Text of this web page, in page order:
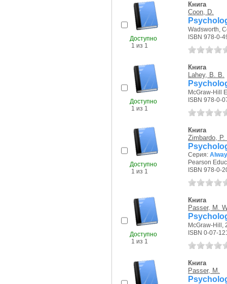
Доступно
1 из 1
Книга
Coon, D.
Wadsworth,
ISBN 978-0-
Доступно
1 из 1
Книга
Lahey, B. B.
McGraw-Hill
ISBN 978-0-
Доступно
1 из 1
Книга
Zimbardo, P.
Серия:
Pearson
ISBN 978-0-
Доступно
1 из 1
Книга
Passer, M.
McGraw-Hill,
ISBN 0-07-
Книга
Passer, M.